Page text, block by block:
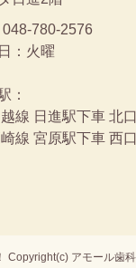
048-780-2576
：火曜
：
線 日進駅下車 北
線 宮原駅下車 西
Copyright(c) アモール歯